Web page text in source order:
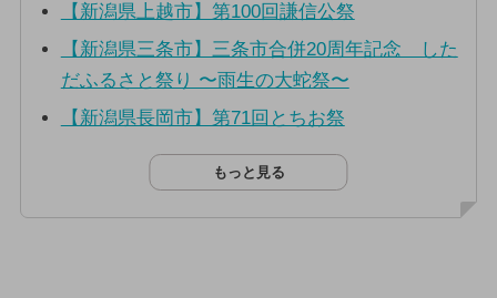
【新潟県上越市】第100回謙信公祭
【新潟県三条市】三条市合併20周年記念 した
だふるさと祭り 〜雨生の大蛇祭〜
【新潟県長岡市】第71回とちお祭
もっと見る